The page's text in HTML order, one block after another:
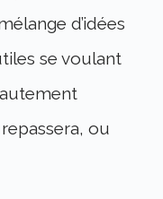
d’idées
se voulant
ou